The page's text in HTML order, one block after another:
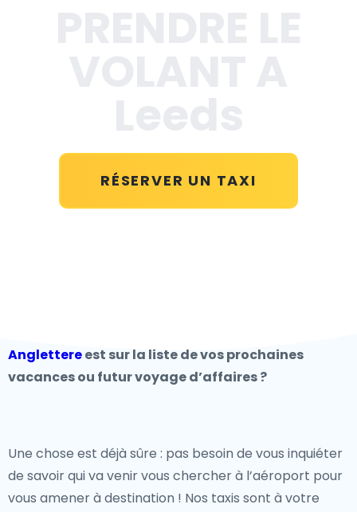
RÉSERVER UN TAXI
Anglettereest sur la liste de vos prochaines
vacances ou futur voyage d’affaires ?
Une chose est déjà sûre : pas besoin de vous inquiéter
de savoir qui va venir vous chercher à l’aéroport pour
vous amener à destination ! Nos taxis sont à votre